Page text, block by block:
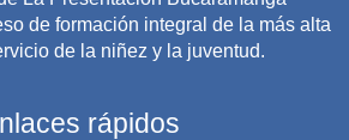
de formación integral de la más alta
de la niñez y la juventud.
rápidos